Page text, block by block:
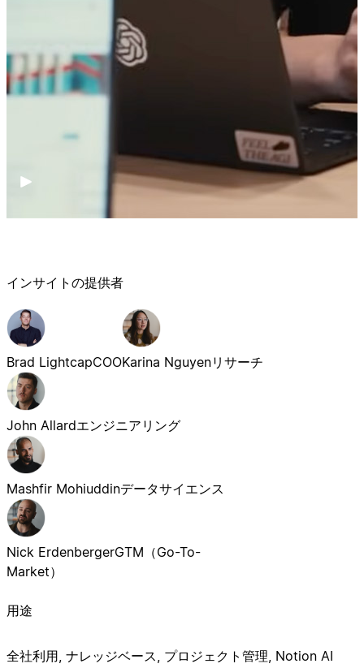
インサイトの提供者
Brad LightcapCOOKarina Nguyenリサーチ
John Allardエンジニアリング
Mashfir Mohiuddinデータサイエンス
Nick ErdenbergerGTM（Go-To-
Market）
用途
全社利用, ナレッジベース, プロジェクト管理, Notion AI